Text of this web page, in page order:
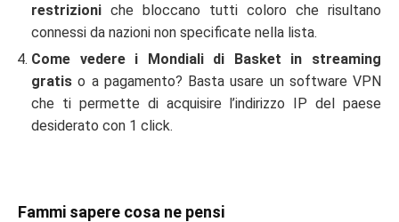
restrizioni che bloccano tutti coloro che risultano
connessi da nazioni non specificate nella lista.
Come vedere i Mondiali di Basket in streaming
gratis o a pagamento? Basta usare un software VPN
che ti permette di acquisire l’indirizzo IP del paese
desiderato con 1 click.
Fammi sapere cosa ne pensi